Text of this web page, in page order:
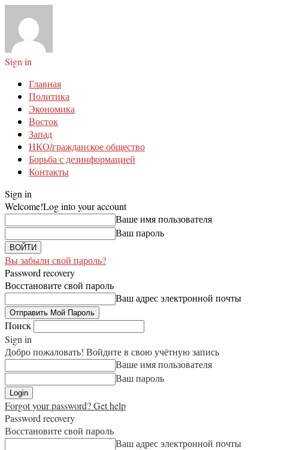
Sign in
Главная
Политика
Экономика
Восток
Запад
НКО/гражданское общество
Борьба с дезинформацией
Контакты
Sign in
Welcome!Log into your account
Ваше имя пользователя
Ваш пароль
Вы забыли свой пароль?
Password recovery
Восстановите свой пароль
Ваш адрес электронной почты
Поиск
Sign in
Добро пожаловать! Войдите в свою учётную запись
Ваше имя пользователя
Ваш пароль
Forgot your password? Get help
Password recovery
Восстановите свой пароль
Ваш адрес электронной почты